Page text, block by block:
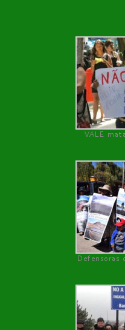
VALE
Defensoras